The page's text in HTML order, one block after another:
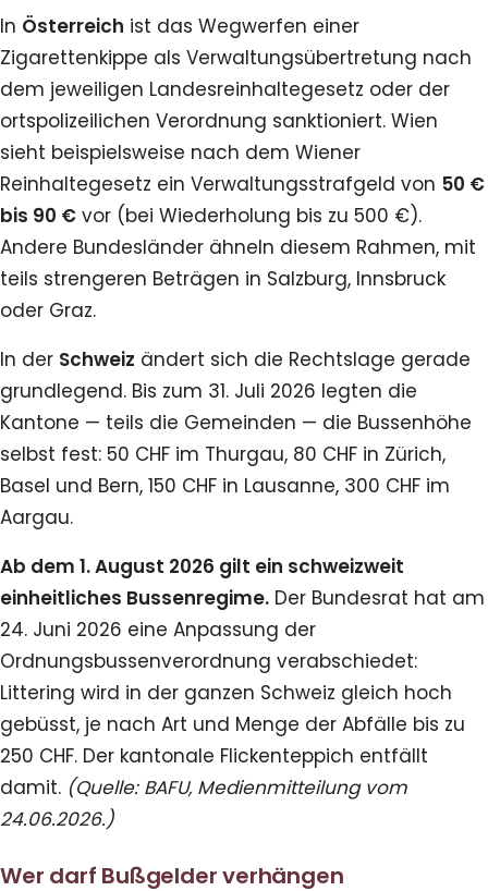
In Österreich ist das Wegwerfen einer
Zigarettenkippe als Verwaltungsübertretung nach
dem jeweiligen Landesreinhalteges­etz oder der
ortspolizeilichen Verordnung sanktioniert. Wien
sieht beispielsweise nach dem Wiener
Reinhaltegesetz ein Verwaltungsstrafgeld von 50 €
bis 90 € vor (bei Wiederholung bis zu 500 €).
Andere Bundesländer ähneln diesem Rahmen, mit
teils strengeren Beträgen in Salzburg, Innsbruck
oder Graz.
In der Schweiz ändert sich die Rechtslage gerade
grundlegend. Bis zum 31. Juli 2026 legten die
Kantone — teils die Gemeinden — die Bussenhöhe
selbst fest: 50 CHF im Thurgau, 80 CHF in Zürich,
Basel und Bern, 150 CHF in Lausanne, 300 CHF im
Aargau.
Ab dem 1. August 2026 gilt ein schweizweit
einheitliches Bussenregime. Der Bundesrat hat am
24. Juni 2026 eine Anpassung der
Ordnungsbussenverordnung verabschiedet:
Littering wird in der ganzen Schweiz gleich hoch
gebüsst, je nach Art und Menge der Abfälle bis zu
250 CHF. Der kantonale Flickenteppich entfällt
damit. (Quelle: BAFU, Medienmitteilung vom
24.06.2026.)
Wer darf Bußgelder verhängen